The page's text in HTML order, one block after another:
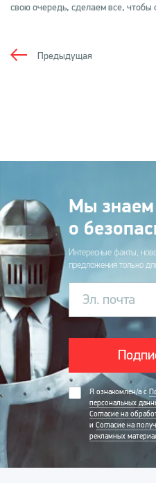
свою очередь, сделаем все,
Предыдущая
Мы знаем
о
Интересные факты,
предложения только
Эл. почта
Я ознакомлен/а с
персональных
Согласие на
и Согласие на
рекламных